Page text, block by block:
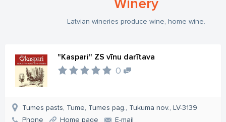
Winery
Latvian wineries produce wine, home wine.
"Kaspari" ZS vīnu darītava
0
Tumes pasts, Tume, Tumes pag., Tukuma nov., LV-3139
Phone
Home page E-mail